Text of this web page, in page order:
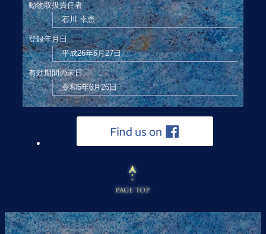
動物取扱責任者
石川 幸恵
登録年月日
平成26年6月27日
有効期間の末日
令和6年6月26日